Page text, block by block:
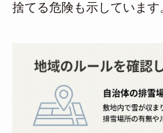
捨てる危険も示しています